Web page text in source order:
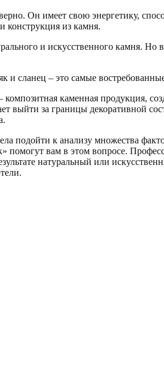
Он имеет свою энергетику,
конструкция из камня.
и искусственного камня. Но
и сланец – это самые
каменная продукция,
выйти за границы декоративной
к анализу множества
вам в этом вопросе.
натуральный или